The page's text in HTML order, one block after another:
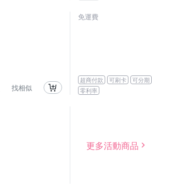
找相似
免運費
超商付款 可刷卡
可分期
零利率
更多活動商品